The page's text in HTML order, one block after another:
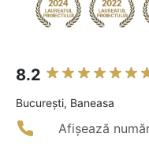
8.2
Bucureşti, Baneasa
Afișează